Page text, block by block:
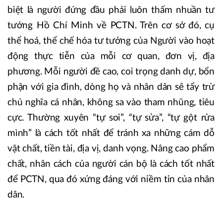
biệt là người đứng đầu phải luôn thấm nhuần tư
tưởng Hồ Chí Minh về PCTN. Trên cơ sở đó, cụ
thể hoá, thể chế hóa tư tưởng của Người vào hoạt
động thực tiễn của mỗi cơ quan, đơn vị, địa
phương. Mỗi người đề cao, coi trọng danh dự, bổn
phận với gia đình, dòng họ và nhân dân sẽ tẩy trừ
chủ nghĩa cá nhân, không sa vào tham nhũng, tiêu
cực. Thường xuyên “tự soi”, “tự sửa”, “tự gột rửa
mình” là cách tốt nhất để tránh xa những cám dỗ
vật chất, tiền tài, địa vị, danh vọng. Nâng cao phẩm
chất, nhân cách của người cán bộ là cách tốt nhất
để PCTN, qua đó xứng đáng với niềm tin của nhân
dân.